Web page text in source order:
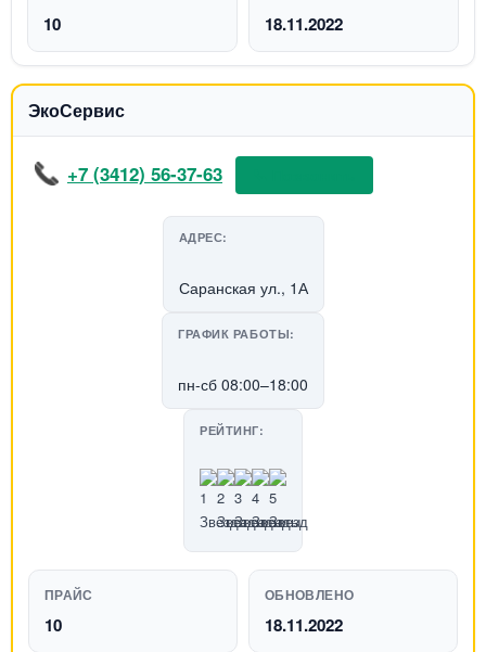
10 18.11.2022
ЭкоСервис
+7 (3412) 56-37-63
АДРЕС:
Саранская ул., 1А
ГРАФИК РАБОТЫ:
пн-сб 08:00–18:00
РЕЙТИНГ:
ПРАЙС
10
ОБНОВЛЕНО
18.11.2022